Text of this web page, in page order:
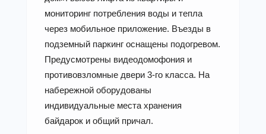
мониторинг потребления воды и тепла
через мобильное приложение. Въезды в
подземный паркинг оснащены подогревом.
Предусмотрены видеодомофония и
противовзломные двери 3-го класса. На
набережной оборудованы
индивидуальные места хранения
байдарок и общий причал.